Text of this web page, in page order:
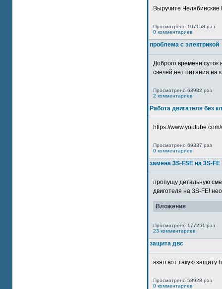
Выручите
Просмотрено 107158 раз
0 комментариев
проблема с электрикой
Доброго времени суток
свечей,нет питания на
Просмотрено 63982 раз
2 комментариев
Работа двигателя без
https://
Просмотрено 69337 раз
0 комментариев
замена 3S-FSE на 3S-FE
пропущу детальную
двиготеля на 3S-FE!
Вложения
Просмотрено 177251 раз
23 комментариев
защита двс
взял вот такую защиту
Просмотрено 58928 раз
0 комментариев